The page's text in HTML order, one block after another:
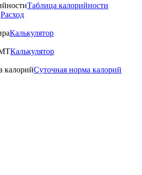
Таблица калорийности
Расход
Калькулятор
Калькулятор
Суточная норма калорий